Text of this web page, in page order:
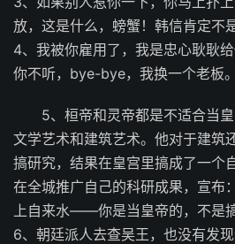
放，这是什么，螃蟹！韩信肯定不
4、我被你雇用了，我是忠心耿耿
你不听，bye-bye，我换一个老板。
5、桓帝和灵帝都是不适合当
文学艺术和建筑艺术。他对于建筑
搞研究，结果在皇宫里搞成了一个
在全城推广自己的科研成果，宣布
上自来水——你是当皇帝的，不是
6、朝廷派人去查吴王，也没有发